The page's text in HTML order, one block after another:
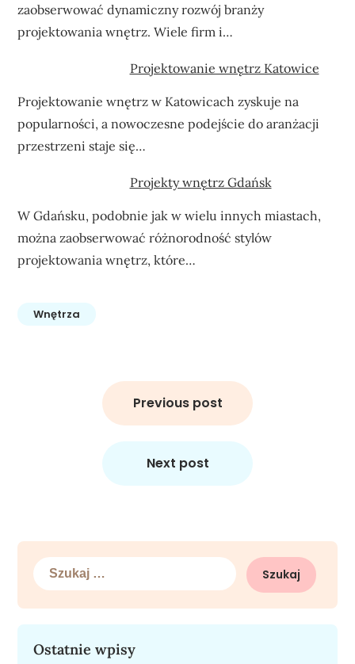
zaobserwować dynamiczny rozwój branży
projektowania wnętrz. Wiele firm i…
Projektowanie wnętrz Katowice
Projektowanie wnętrz w Katowicach zyskuje na
popularności, a nowoczesne podejście do aranżacji
przestrzeni staje się…
Projekty wnętrz Gdańsk
W Gdańsku, podobnie jak w wielu innych miastach,
można zaobserwować różnorodność stylów
projektowania wnętrz, które…
Wnętrza
Previous post
Next post
Szukaj:
Ostatnie wpisy